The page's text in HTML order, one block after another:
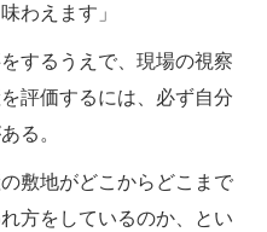
わえます」
するうえで、現場の視察
評価するには、必ず自分
る。
敷地がどこからどこまで
方をしているのか、とい